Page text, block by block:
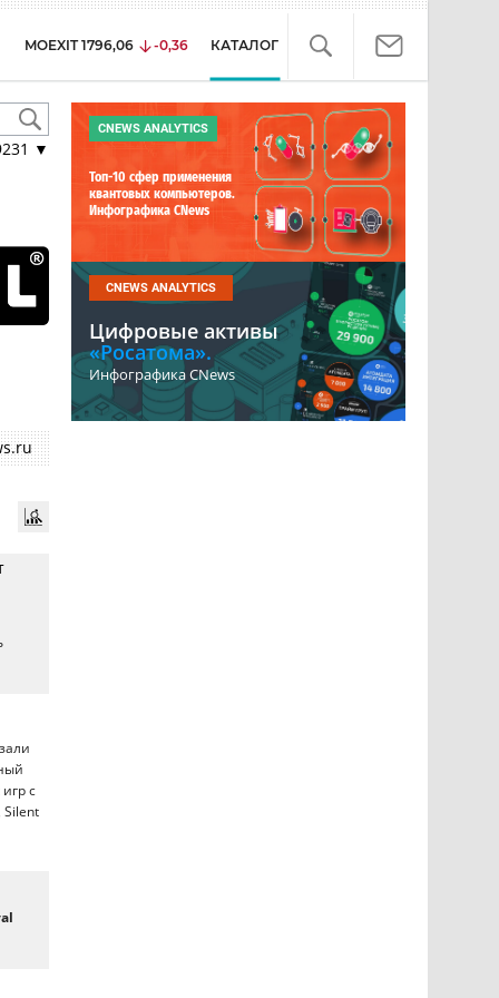
MOEXIT 1796,06 -0,36 КАТАЛОГ
▼
с
Silent
CNEWS ANALYTICS
Топ-10 сфер применения
квантовых компьютеров.
Инфографика CNews
CNEWS ANALYTICS
Цифровые активы
«Росатома».
Инфографика CNews